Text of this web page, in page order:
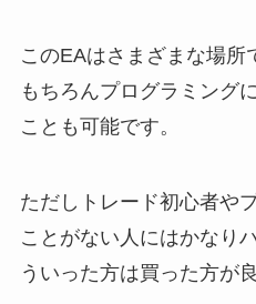
このEAはさまざまな場所
もちろんプログラミング
ことも可能です。
ただしトレード初心者や
ことがない人にはかなり
ういった方は買った方が